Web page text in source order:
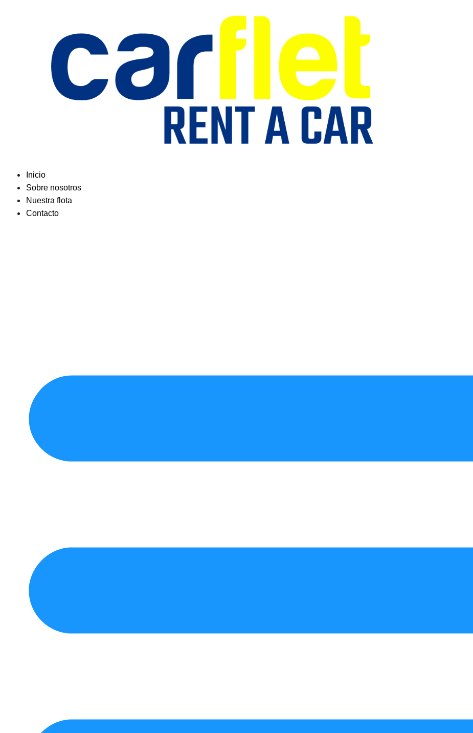
Inicio
Sobre nosotros
Nuestra flota
Contacto